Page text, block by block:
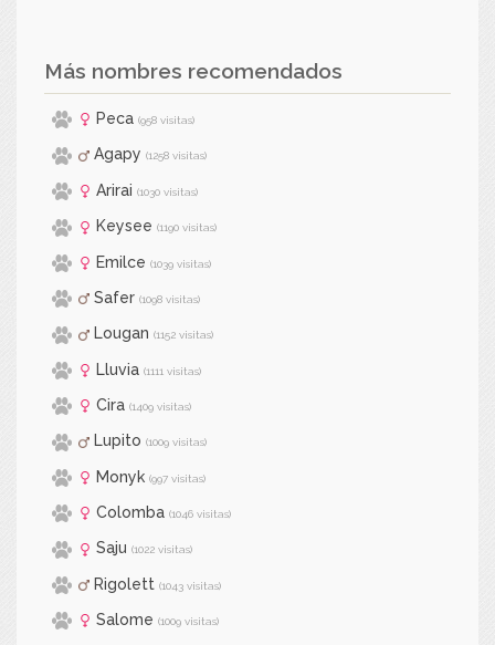
Más nombres recomendados
Peca (958 visitas)
Agapy (1258 visitas)
Arirai (1030 visitas)
Keysee (1190 visitas)
Emilce (1039 visitas)
Safer (1098 visitas)
Lougan (1152 visitas)
Lluvia (1111 visitas)
Cira (1409 visitas)
Lupito (1009 visitas)
Monyk (997 visitas)
Colomba (1046 visitas)
Saju (1022 visitas)
Rigolett (1043 visitas)
Salome (1009 visitas)